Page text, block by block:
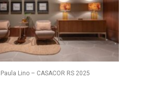
Lino – CASACOR RS 2025